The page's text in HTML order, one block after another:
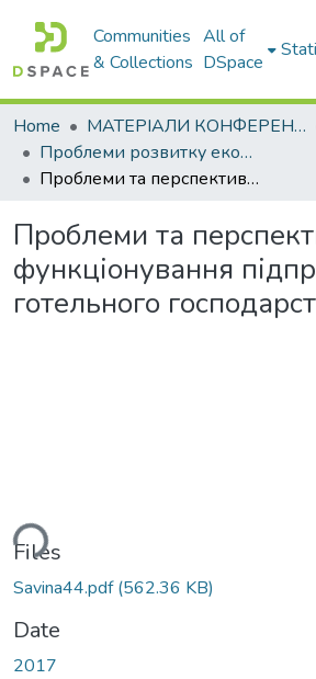
Communities
& Collections
All of
DSpace
Home МАТЕРІАЛИ КОНФЕРЕНЦІЙ
Проблеми розвитку економіки підприємства: погляд молоді
Проблеми та перспективи функціонування підприємств готельного господарства України
Проблеми та
функціонування
готельного
Files
Savina44.pdf(562.36 KB)
Date
2017